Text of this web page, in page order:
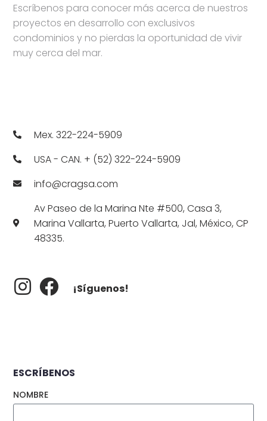
Escríbenos para conocer más acerca de nuestros
proyectos en desarrollo con exclusivos
condominios y no pierdas la oportunidad de vivir
muy cerca del mar.
Mex. 322-224-5909
USA - CAN. + (52) 322-224-5909
info@cragsa.com
Av Paseo de la Marina Nte #500, Casa 3,
Marina Vallarta, Puerto Vallarta, Jal, México, CP
48335.
¡Síguenos!
ESCRÍBENOS
NOMBRE